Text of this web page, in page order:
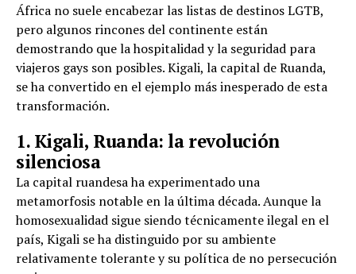
África no suele encabezar las listas de destinos LGTB,
pero algunos rincones del continente están
demostrando que la hospitalidad y la seguridad para
viajeros gays son posibles. Kigali, la capital de Ruanda,
se ha convertido en el ejemplo más inesperado de esta
transformación.
1. Kigali, Ruanda: la revolución
silenciosa
La capital ruandesa ha experimentado una
metamorfosis notable en la última década. Aunque la
homosexualidad sigue siendo técnicamente ilegal en el
país, Kigali se ha distinguido por su ambiente
relativamente tolerante y su política de no persecución